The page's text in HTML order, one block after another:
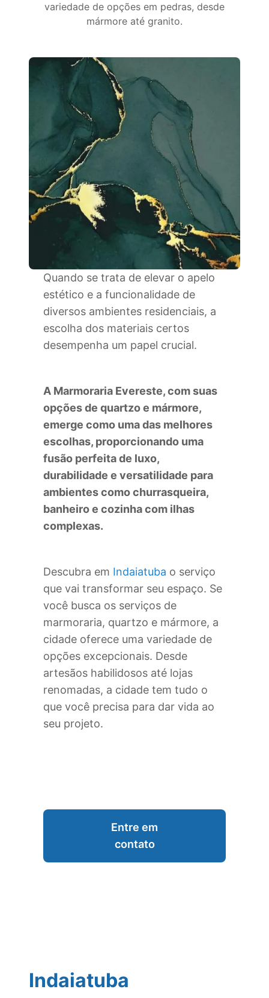
variedade de opções em pedras, desde
mármore até granito.
Quando se trata de elevar o apelo
estético e a funcionalidade de
diversos ambientes residenciais, a
escolha dos materiais certos
desempenha um papel crucial.
A Marmoraria Evereste, com suas
opções de quartzo e mármore,
emerge como uma das melhores
escolhas, proporcionando uma
fusão perfeita de luxo,
durabilidade e versatilidade para
ambientes como churrasqueira,
banheiro e cozinha com ilhas
complexas.
Descubra em Indaiatuba o serviço
que vai transformar seu espaço. Se
você busca os serviços de
marmoraria, quartzo e mármore, a
cidade oferece uma variedade de
opções excepcionais. Desde
artesãos habilidosos até lojas
renomadas, a cidade tem tudo o
que você precisa para dar vida ao
seu projeto.
Entre em
contato
Indaiatuba